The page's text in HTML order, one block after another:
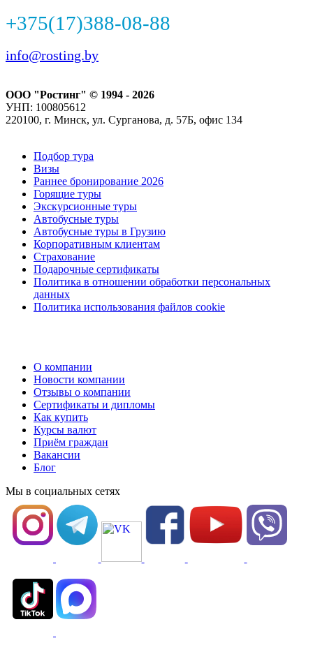
+375(17)388-08-88
info@rosting.by
ООО "Ростинг" © 1994 - 2026
УНП: 100805612
220100, г. Минск, ул. Сурганова, д. 57Б, офис 134
Подбор тура
Визы
Раннее бронирование 2026
Горящие туры
Экскурсионные туры
Автобусные туры
Автобусные туры в Грузию
Корпоративным клиентам
Страхование
Подарочные сертификаты
Политика в отношении обработки персональных
данных
Политика использования файлов cookie
О компании
Новости компании
Отзывы о компании
Сертификаты и дипломы
Как купить
Курсы валют
Приём граждан
Вакансии
Блог
Мы в социальных сетях